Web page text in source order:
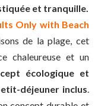
et tranquille.
Only with Beach
de la plage, cet
chaleureuse et un
écologique et
déjeuner inclus